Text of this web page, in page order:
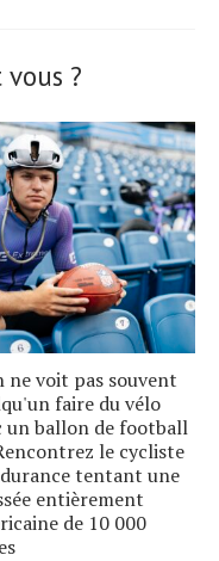
?
ne voit pas souvent
faire du vélo
un ballon de football
le cycliste
tentant une
entièrement
de 10 000